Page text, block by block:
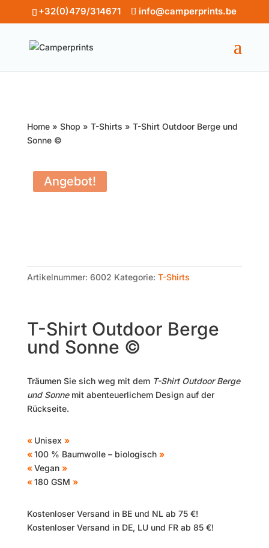
+32(0)479/314671 info@camperprints.be
Home » Shop » T-Shirts » T-Shirt Outdoor Berge und
Sonne ©
Angebot!
Artikelnummer: 6002 Kategorie: T-Shirts
T-Shirt Outdoor Berge
und Sonne ©
Träumen Sie sich weg mit dem T-Shirt Outdoor Berge
und Sonne mit abenteuerlichem Design auf der
Rückseite.
« Unisex »
«100 % Baumwolle – biologisch »
«Vegan »
«180 GSM »
Kostenloser Versand in BE und NL ab 75 €!
Kostenloser Versand in DE, LU und FR ab 85 €!